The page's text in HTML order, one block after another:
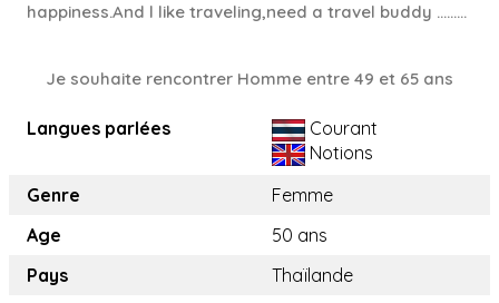
happiness.And l like traveling,need a travel buddy .........
Je souhaite rencontrer Homme entre 49 et 65 ans
Langues parlées
Courant
Notions
Genre
Femme
Age
50 ans
Pays
Thaïlande